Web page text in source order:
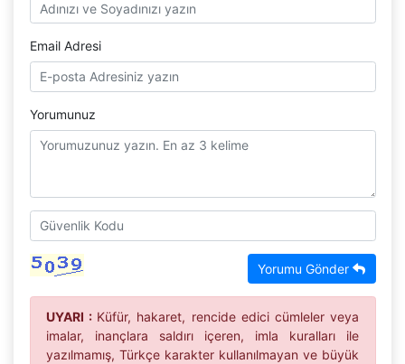
Email Adresi
Yorumunuz
Yorumu Gönder
UYARI : Küfür, hakaret, rencide edici cümleler veya
imalar, inançlara saldırı içeren, imla kuralları ile
yazılmamış, Türkçe karakter kullanılmayan ve büyük